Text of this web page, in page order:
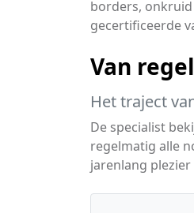
borders, onkruid
gecertificeerde
Van
Het traject
De specialist
regelmatig alle
jarenlang